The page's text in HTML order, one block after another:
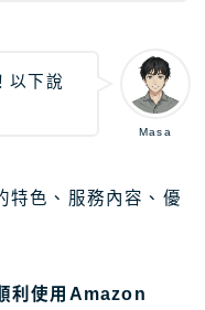
Masa
以下說
特色、服務內容、優
利使用Amazon